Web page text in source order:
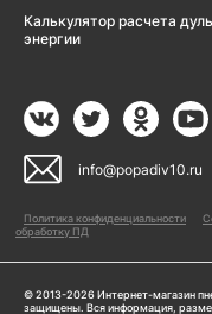
Калькулятор расчета
энергии
info@popadiv10.ru
Политика конфиденциальности
обработку ПД
© 2013-2026 Интернет-магазин
защищены. Вся информация,